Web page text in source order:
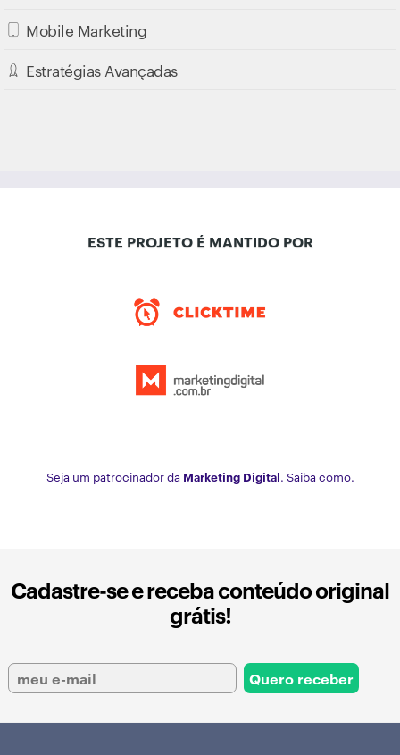
Mobile Marketing
Estratégias Avançadas
ESTE PROJETO É MANTIDO POR
Seja um patrocinador da Marketing Digital. Saiba como.
Cadastre-se e receba conteúdo original
grátis!